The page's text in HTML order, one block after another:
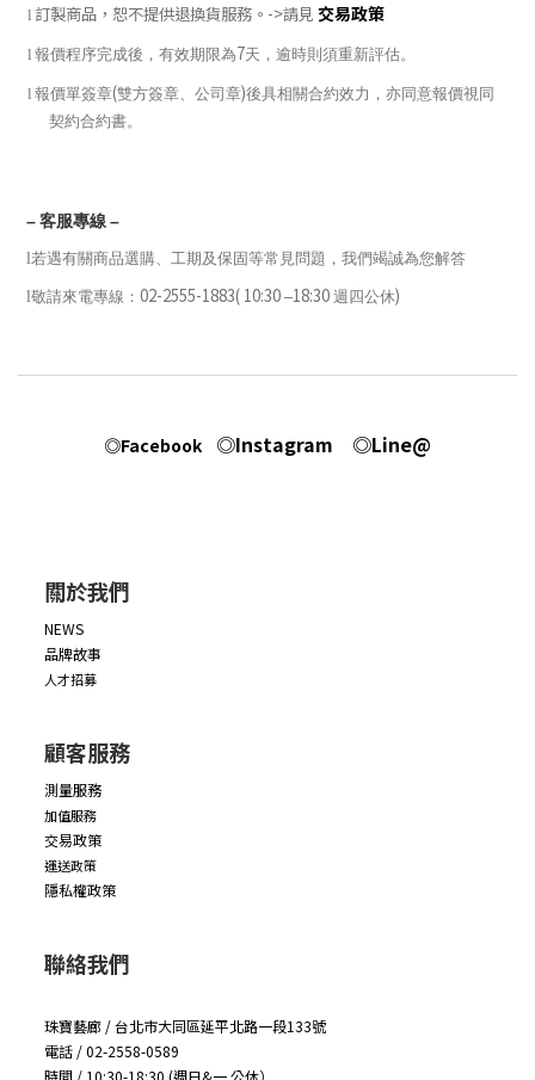
l 訂製商品，恕不提供退換貨服務。 ->請見 交易政策
l 報價程序完成後，有效期限為7天，逾時則須重新評估。
l 報價單簽章(雙方簽章、公司章)後具相關合約效力，亦同意報價視同
契約合約書。
–客服專線–
l若遇有關商品選購、工期及保固等常見問題，我們竭誠為您解答
l敬請來電專線： 02-2555-1883( 10:30 –18:30 週四公休)
◎Facebook ◎Instagram ◎Line@
關於我們
NEWS
品牌故事
人才招募
顧客服務
測量服務
加值服務
交易政策
運送政策
隱私權政策
聯絡我們
珠寶藝廊 / 台北市大同區延平北路一段133號
電話 / 02-2558-0589